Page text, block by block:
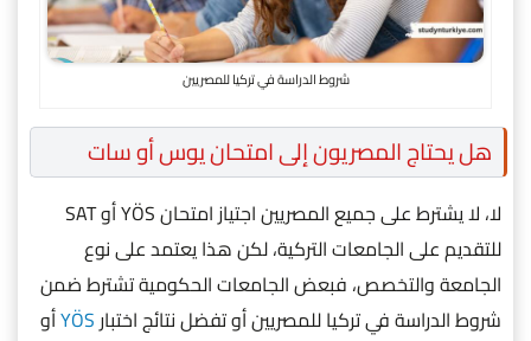
شروط الدراسة في تركيا للمصريين
هل يحتاج المصريون إلى امتحان يوس أو سات
لا، لا يشترط على جميع المصريين اجتياز امتحان YÖS أو SAT
للتقديم على الجامعات التركية، لكن هذا يعتمد على نوع
الجامعة والتخصص، فبعض الجامعات الحكومية تشترط ضمن
شروط الدراسة في تركيا للمصريين أو تفضل نتائج اختبارYÖSأو